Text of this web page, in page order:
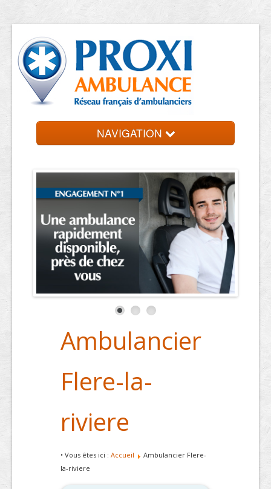
NAVIGATION
Ambulancier
Flere-la-
riviere
• Vous êtes ici : Accueil
Ambulancier Flere-
la-riviere